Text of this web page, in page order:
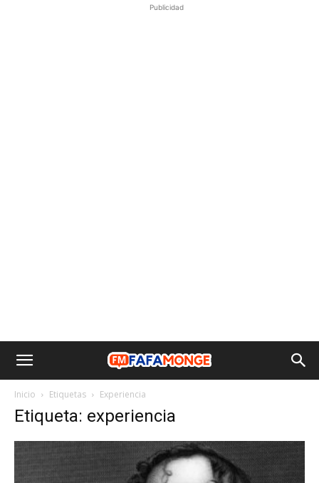
Publicidad
Inicio Etiquetas Experiencia
Etiqueta: experiencia